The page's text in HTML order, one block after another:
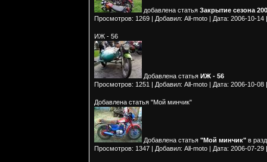
добавлена статья Закрытие сезона
Просмотров: 1269 | Добавил: All-moto | Дата: 2006-10-14
ИЖ - 56
Добавлена статья ИЖ - 56
Просмотров: 1251 | Добавил: All-moto | Дата: 2006-10-08
Добавлена статья "Мой минчик"
Добавлена статья "Мой минчик" в
Просмотров: 1347 | Добавил: All-moto | Дата: 2006-07-29